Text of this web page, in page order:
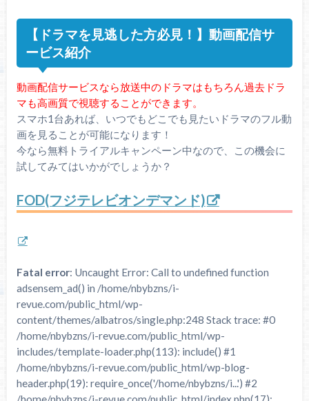
【ドラマを見逃した方必見！】動画配信サ
ービス紹介
動画配信サービスなら放送中のドラマはもちろん過去ドラ
マも高画質で視聴することができます。
スマホ1台あれば、いつでもどこでも見たいドラマのフル動
画を見ることが可能になります！
今なら無料トライアルキャンペーン中なので、この機会に
試してみてはいかがでしょうか？
FOD(フジテレビオンデマンド)
Fatal error: Uncaught Error: Call to undefined function
adsensem_ad() in /home/nbybzns/i-
revue.com/public_html/wp-
content/themes/albatros/single.php:248 Stack trace: #0
/home/nbybzns/i-revue.com/public_html/wp-
includes/template-loader.php(113): include() #1
/home/nbybzns/i-revue.com/public_html/wp-blog-
header.php(19): require_once('/home/nbybzns/i...') #2